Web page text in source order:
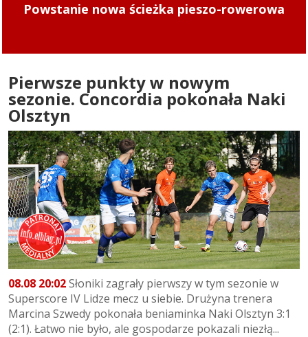
Minęły 4 lata. Sprawdziliśmy, czy kierowcy
Pierwsze punkty w nowym
sezonie. Concordia pokonała Naki
Olsztyn
08.08 20:02Słoniki zagrały pierwszy w tym sezonie w
Superscore IV Lidze mecz u siebie. Drużyna trenera
Marcina Szwedy pokonała beniaminka Naki Olsztyn 3:1
(2:1). Łatwo nie było, ale gospodarze pokazali niezłą...